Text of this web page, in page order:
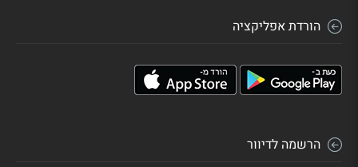
הורדת אפליקציה
הרשמה לדיוור